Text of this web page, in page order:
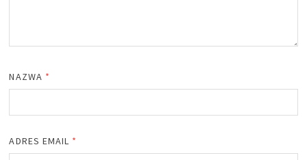
NAZWA *
ADRES EMAIL *